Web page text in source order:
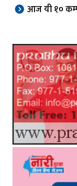
आज यी १०